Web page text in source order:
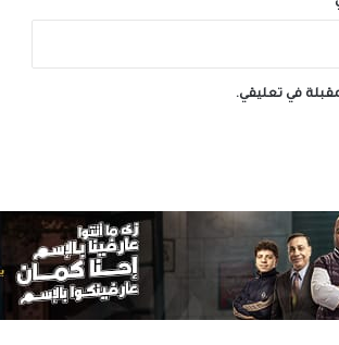
في تعليقي.